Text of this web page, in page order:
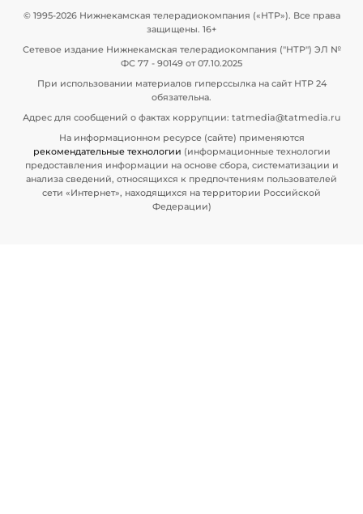
© 1995-2026 Нижнекамская телерадиокомпания («НТР»). Все права
защищены. 16+
Сетевое издание Нижнекамская телерадиокомпания ("НТР") ЭЛ №
ФС 77 - 90149 от 07.10.2025
При использовании материалов гиперссылка на сайт НТР 24
обязательна.
Адрес для сообщений о фактах коррупции: tatmedia@tatmedia.ru
На информационном ресурсе (сайте) применяются
рекомендательные технологии (информационные технологии
предоставления информации на основе сбора, систематизации и
анализа сведений, относящихся к предпочтениям пользователей
сети «Интернет», находящихся на территории Российской
Федерации)